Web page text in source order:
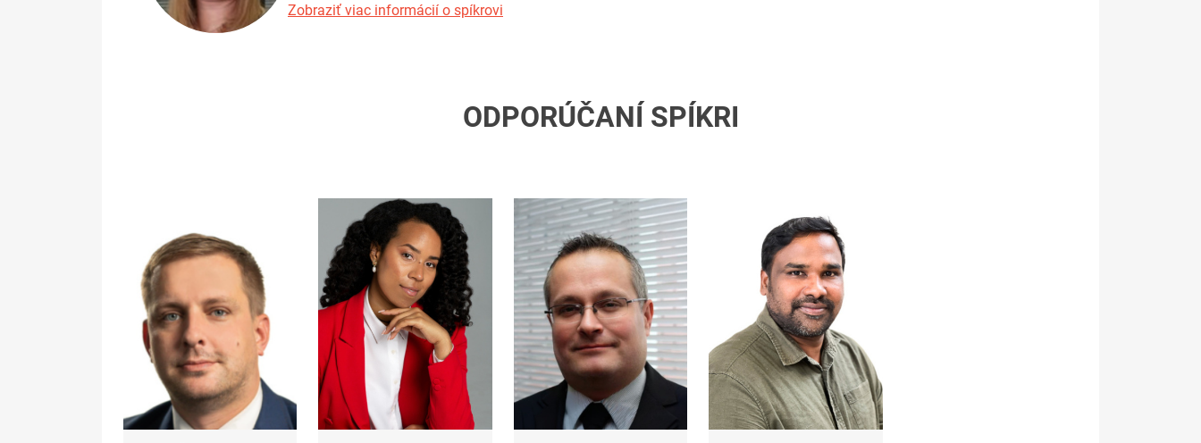
Zobraziť viac informácií o spíkrovi
ODPORÚČANÍ SPÍKRI